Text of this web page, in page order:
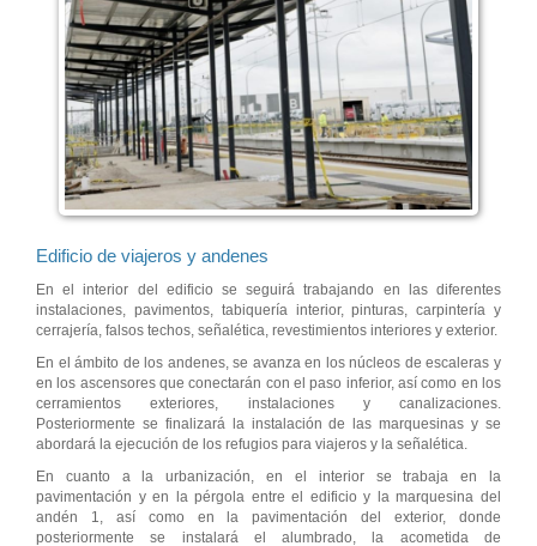
Edificio de viajeros y andenes
En el interior del edificio se seguirá trabajando en las diferentes
instalaciones, pavimentos, tabiquería interior, pinturas, carpintería y
cerrajería, falsos techos, señalética, revestimientos interiores y exterior.
En el ámbito de los andenes, se avanza en los núcleos de escaleras y
en los ascensores que conectarán con el paso inferior, así como en los
cerramientos exteriores, instalaciones y canalizaciones.
Posteriormente se finalizará la instalación de las marquesinas y se
abordará la ejecución de los refugios para viajeros y la señalética.
En cuanto a la urbanización, en el interior se trabaja en la
pavimentación y en la pérgola entre el edificio y la marquesina del
andén 1, así como en la pavimentación del exterior, donde
posteriormente se instalará el alumbrado, la acometida de